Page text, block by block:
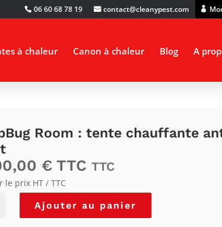
91 87
86 0
6 60 moc.t
sepyn
aelc@
tcatn
oc
à chaleur Canon à chaleur Blog A
Room : tente chauffante
€ TTC TTC
le prix HT / TTC
Ajouter au panier